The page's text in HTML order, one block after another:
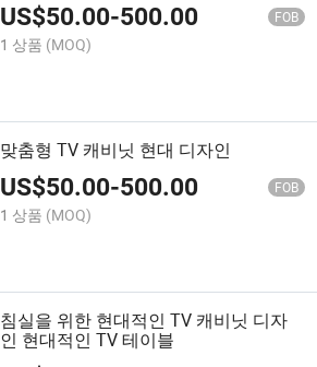
US$50.00-500.00 FOB
1 상품 (MOQ)
맞춤형 TV 캐비닛 현대 디자인
US$50.00-500.00 FOB
1 상품 (MOQ)
침실을 위한 현대적인 TV 캐비닛 디자
인 현대적인 TV 테이블